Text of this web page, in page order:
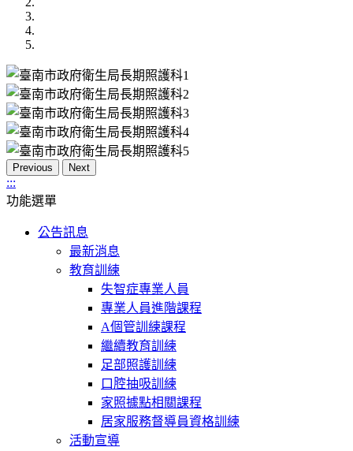
Previous Next
:::
功能選單
公告訊息
最新消息
教育訓練
失智症專業人員
專業人員進階課程
A個管訓練課程
繼續教育訓練
足部照護訓練
口腔抽吸訓練
家照據點相關課程
居家服務督導員資格訓練
活動宣導